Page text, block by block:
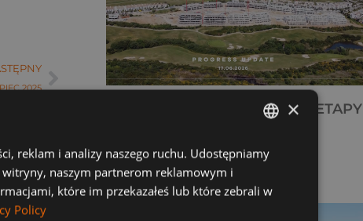
2025
SERENITY CZERWIEC 2026 – ETAPY
Czytaj więcej "
ENGLISH
×
reklam i analizy naszego ruchu. Udostępniamy
naszym partnerom reklamowym i
które im przekazałeś lub które zebrali w
Policy